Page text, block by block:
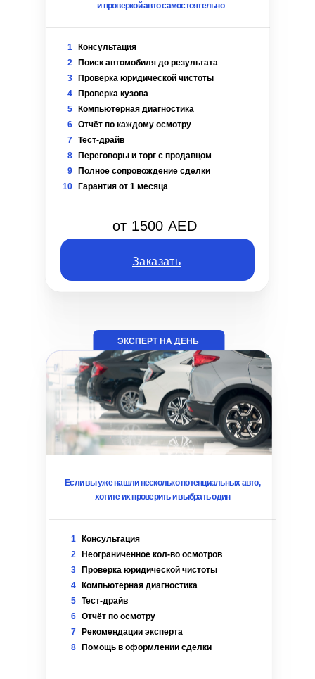
и проверкой авто самостоятельно
1
2
3
4
5
6
7
8
9
10
Консультация
Поиск автомобиля до результата
Проверка юридической чистоты
Проверка кузова
Компьютерная диагностика
Отчёт по каждому осмотру
Тест-драйв
Переговоры и торг с продавцом
Полное сопровождение сделки
Гарантия от 1 месяца
от 1500 AED
Заказать
Если вы уже нашли несколько потенциальных авто,
хотите их проверить и выбрать один
1
2
3
4
5
6
7
8
Консультация
Неограниченное кол-во осмотров
Проверка юридической чистоты
Компьютерная диагностика
Тест-драйв
Отчёт по осмотру
Рекомендации эксперта
Помощь в оформлении сделки
ЭКСПЕРТ НА ДЕНЬ